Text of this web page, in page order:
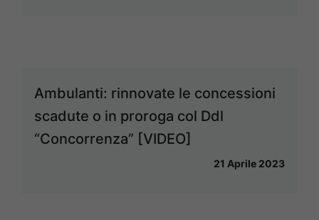
Ambulanti: rinnovate le concessioni
scadute o in proroga col Ddl
“Concorrenza” [VIDEO]
21 Aprile 2023